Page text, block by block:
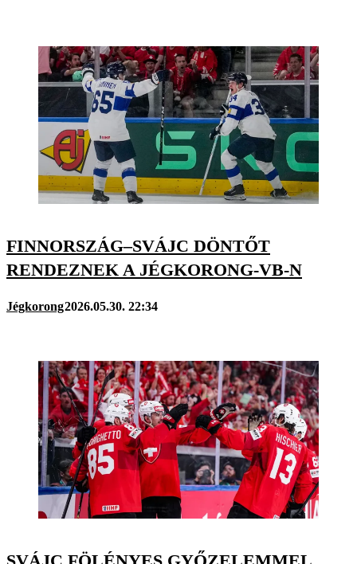
FINNORSZÁG–SVÁJC DÖNTŐT
RENDEZNEK A JÉGKORONG-VB-N
Jégkorong2026.05.30. 22:34